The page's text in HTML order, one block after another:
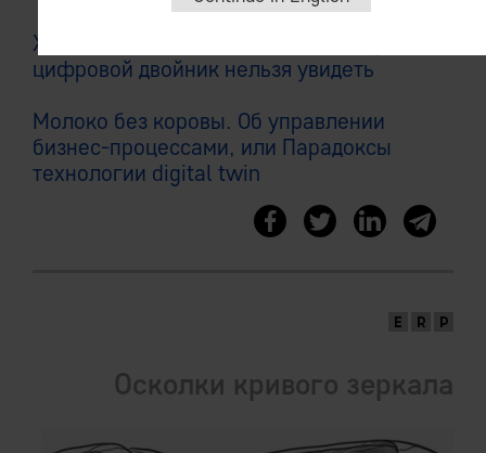
Хлопок одной ладонью, или Почему
цифровой двойник нельзя увидеть
Молоко без коровы. Об управлении
бизнес-процессами, или Парадоксы
технологии digital twin
Осколки кривого зеркала